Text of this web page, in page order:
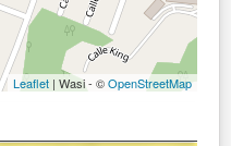
Leaflet | Wasi - ©OpenStreetMap